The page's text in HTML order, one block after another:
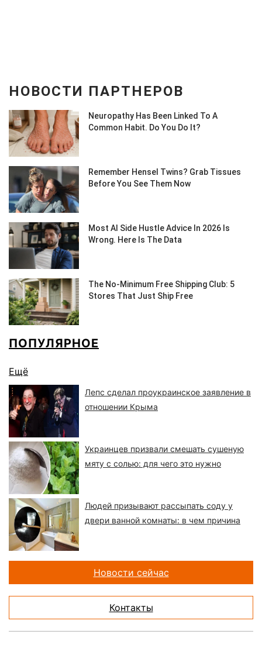
ПОПУЛЯРНОЕ
Ещё
Лепс сделал проукраинское заявление в
отношении Крыма
Украинцев призвали смешать сушеную
мяту с солью: для чего это нужно
Людей призывают рассыпать соду у
двери ванной комнаты: в чем причина
Новости сейчас
Контакты